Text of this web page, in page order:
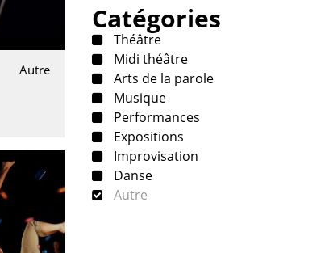
Autre
Catégories
Théâtre
Midi théâtre
Arts de la parole
Musique
Performances
Expositions
Improvisation
Danse
Autre